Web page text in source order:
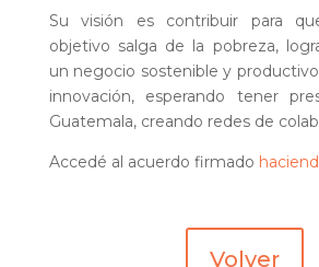
Su visión es contribuir para
objetivo salga de la pobreza,
un negocio sostenible y
innovación, esperando tener
Guatemala, creando redes de
Accedé al acuerdo firmado
Volver